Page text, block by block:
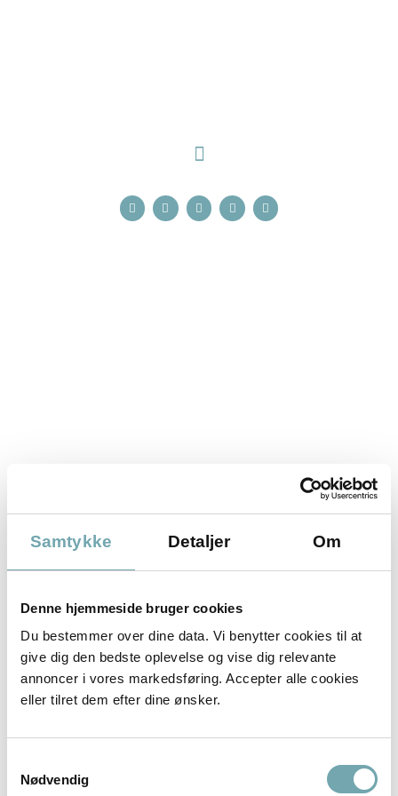
Samtykke Detaljer Om
Denne hjemmeside bruger cookies
Du bestemmer over dine data. Vi benytter cookies til at
give dig den bedste oplevelse og vise dig relevante
annoncer i vores markedsføring. Accepter alle cookies
eller tilret dem efter dine ønsker.
Nødvendig
Jeg bliver til stadighed
overrasket over at se
hestes udvikling, deres
intelligens, og hvor
individuelle de er
af Ditte Young · 11. juni 2013
En af de sidste heste, jeg så, overraskede mig, og jeg
Det var første gang jeg stod over for en hest, som